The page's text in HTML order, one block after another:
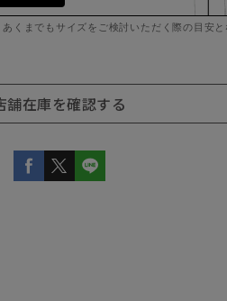
あくまでもサイズをご検討いただく際の目安と